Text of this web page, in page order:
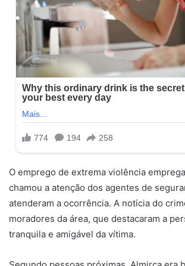
O emprego de extrema violência
chamou a atenção dos agentes de
atenderam a ocorrência. A notícia do
moradores da área, que destacaram a
tranquila e amigável da vítima.